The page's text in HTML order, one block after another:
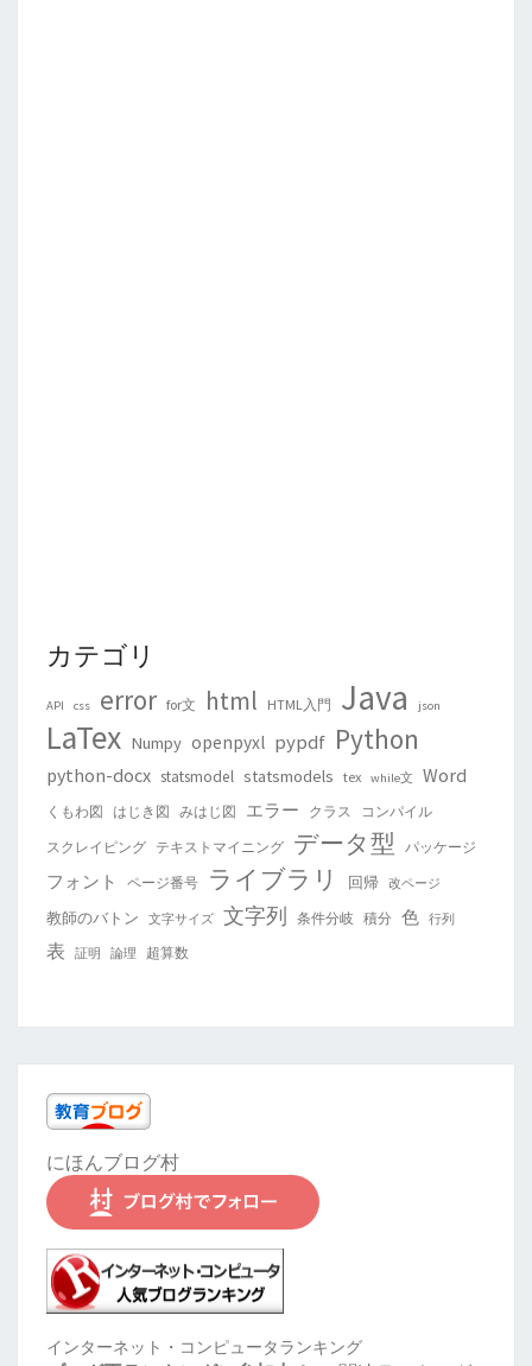
カテゴリ
API css error for文 html HTML入門 Java json
LaTex Numpy openpyxl pypdf Python
python-docx statsmodel statsmodels tex while文 Word
くもわ図 はじき図 みはじ図 エラー クラス
コンパイル
スクレイピング テキストマイニング データ型 パッケージ
フォント ページ番号 ライブラリ 回帰 改ページ
教師のバトン 文字サイズ 文字列 条件分岐 積分 色 行列
表 証明 論理 超算数
にほんブログ村
インターネット・コンピュータランキング